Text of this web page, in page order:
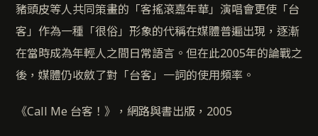
豬頭皮等人共同策畫的「客搖滾嘉年華」演唱會更使「台
客」作為一種「很俗」形象的代稱在媒體普遍出現，逐漸
在當時成為年輕人之間日常語言。但在此2005年的論戰之
後，媒體仍收斂了對「台客」一詞的使用頻率。
《Call Me 台客！》，網路與書出版，2005